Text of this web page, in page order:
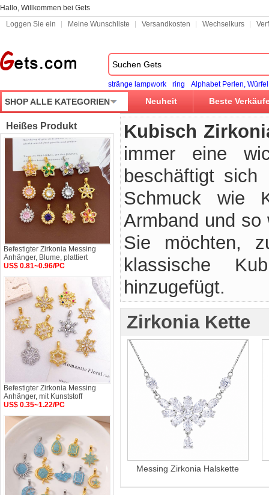
Hallo, Willkommen bei Gets
Loggen Sie ein
Meine Wunschliste Versandkosten Wechselkurs
stränge lampwork ring Alphabet Perlen, Würfel
SHOP ALLE KATEGORIEN Neuheit Beste
Kubisch
immer eine
beschäftigt
Schmuck wie
Armband und
Sie möchten,
klassische
hinzugefügt.
Zirkonia Kette
Messing Zirkonia Halskette
Heißes Produkt
Befestigter Zirkonia Messing
Anhänger, Blume, plattiert
US$ 0.81~0.96/PC
Befestigter Zirkonia Messing
Anhänger, mit Kunststoff
US$ 0.35~1.22/PC